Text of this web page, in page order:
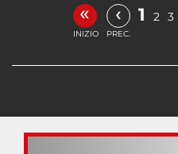
«
INIZIO
‹
PREC.
1 2 3